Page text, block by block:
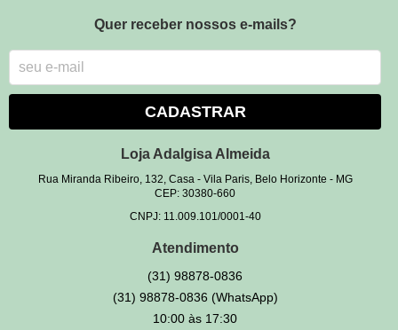
Quer receber nossos e-mails?
CADASTRAR
Loja Adalgisa Almeida
Rua Miranda Ribeiro, 132, Casa- Vila Paris, Belo Horizonte - MG
CEP: 30380-660
CNPJ: 11.009.101/0001-40
Atendimento
(31) 98878-0836
(31) 98878-0836 (WhatsApp)
10:00 às 17:30